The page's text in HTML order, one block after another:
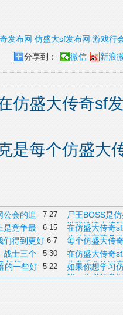
发布网 仿盛大sf发布网 游戏行
分享到：
微信 新浪
仿盛大传奇sf
是每个仿盛大
7-27
公会的追
尸王BOSS是
游戏道路上接
6-15
是竞争最
在仿盛大传奇
效的提高装备
6-7
们得到更好
每个仿盛大传
5-30
战士三个
加持
在仿盛大传奇
非常重要的因
5-22
的一些好
如果你想学习
能，你必须掌